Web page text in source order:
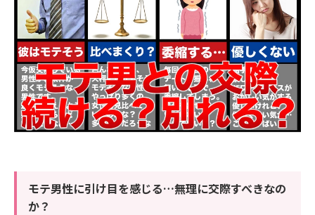
モテ男性に引け目を感じる…無理に交際すべきなの
か？